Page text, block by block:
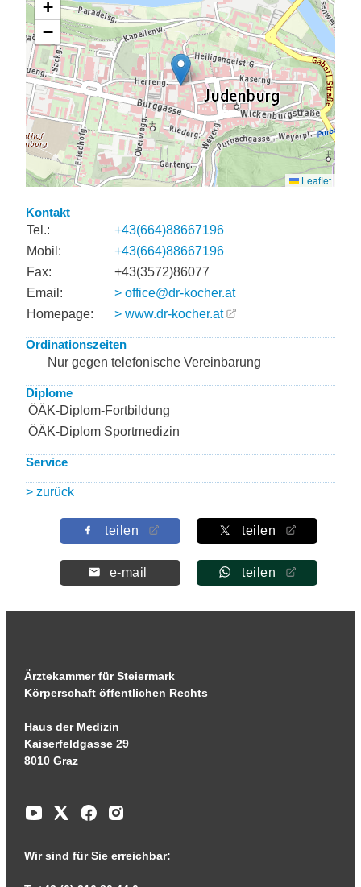
Kontakt
Tel.:
+43(664)88667196
Mobil:
+43(664)88667196
Fax:
+43(3572)86077
Email:
> office@dr-kocher.at
Homepage:
> www.dr-kocher.at
Ordinationszeiten
Nur gegen telefonische Vereinbarung
Diplome
ÖÄK-Diplom-Fortbildung
ÖÄK-Diplom Sportmedizin
Service
> zurück
teilen teilen
e-mail teilen
Ärztekammer für Steiermark
Körperschaft öffentlichen Rechts
Haus der Medizin
Kaiserfeldgasse 29
8010 Graz
Wir sind für Sie erreichbar: